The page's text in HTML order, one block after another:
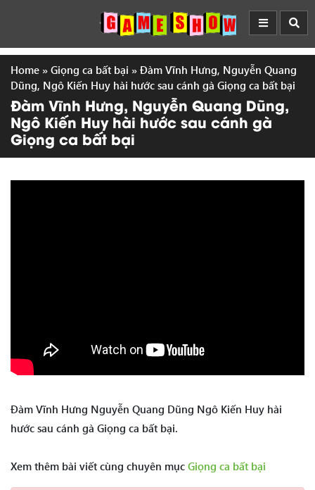
Home » Giọng ca bất bại » Đàm Vĩnh Hưng, Nguyễn Quang
Dũng, Ngô Kiến Huy hài hước sau cánh gà Giọng ca bất bại
Đàm Vĩnh Hưng, Nguyễn Quang Dũng,
Ngô Kiến Huy hài hước sau cánh gà
Giọng ca bất bại
Đàm Vĩnh Hưng Nguyễn Quang Dũng Ngô Kiến Huy hài
hước sau cánh gà Giọng ca bất bại.
Xem thêm bài viết cùng chuyên mục Giọng ca bất bại